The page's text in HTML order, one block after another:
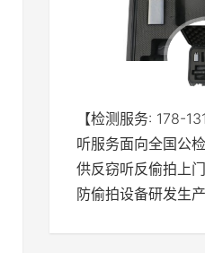
【检测服务: 178-
听服务面向全国公
供反窃听反偷拍上
防偷拍设备研发生